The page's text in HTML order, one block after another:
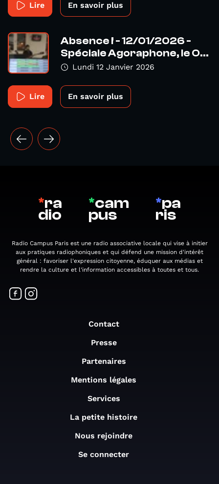
Lire En savoir plus
Absence ! - 12/01/2026 -
Spéciale Agoraphone, le O...
Lundi 12 Janvier 2026
Lire En savoir plus
*ra
dio
*cam
pus
*pa
ris
Radio Campus Paris est une radio associative locale qui vise à initier
aux pratiques radiophoniques et qui défend une mission d'intérêt
général : favoriser l'expression citoyenne, éduquer aux médias et
rendre la culture et l'information accessibles à toutes et tous.
Contact
Presse
Partenaires
Mentions légales
Services
La petite histoire
Nous rejoindre
Se connecter